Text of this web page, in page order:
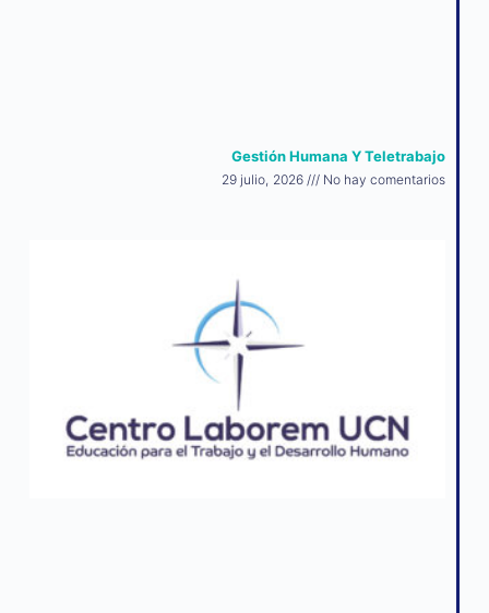
Gestión Humana Y Teletrabajo
29 julio, 2026 No hay comentarios